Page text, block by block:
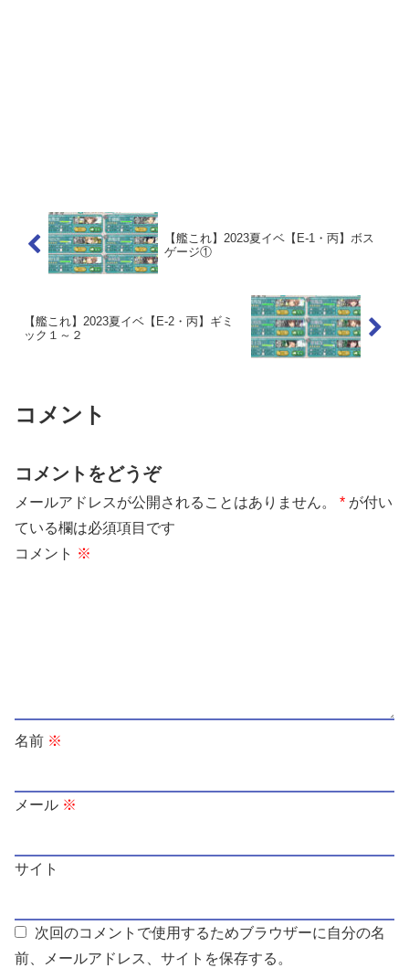
【艦これ】2023夏イベ【E-1・丙】ボス
ゲージ①
【艦これ】2023夏イベ【E-2・丙】ギミ
ック１～２
コメント
コメントをどうぞ
メールアドレスが公開されることはありません。 * が付い
ている欄は必須項目です
コメント ※
名前 ※
メール ※
サイト
次回のコメントで使用するためブラウザーに自分の名
前、メールアドレス、サイトを保存する。